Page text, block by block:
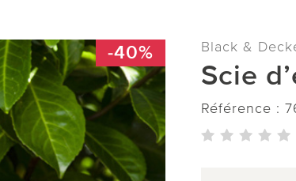
-40% Black &
Scie
Référence :